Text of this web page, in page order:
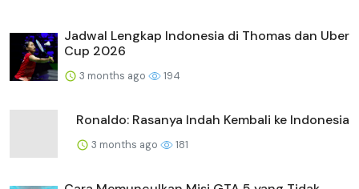
Jadwal Lengkap Indonesia di Thomas dan Uber
Cup 2026
3 months ago 194
Ronaldo: Rasanya Indah Kembali ke Indonesia
3 months ago 181